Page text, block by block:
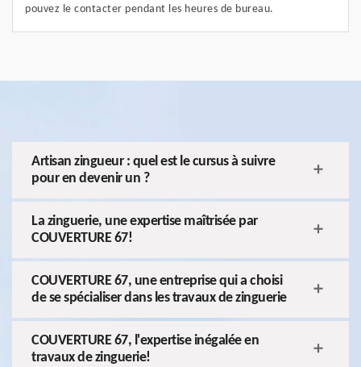
pouvez le contacter pendant les heures de bureau.
Artisan zingueur : quel est le cursus à suivre
pour en devenir un ?
La zinguerie, une expertise maîtrisée par
COUVERTURE 67!
COUVERTURE 67, une entreprise qui a choisi
de se spécialiser dans les travaux de zinguerie
COUVERTURE 67, l'expertise inégalée en
travaux de zinguerie!